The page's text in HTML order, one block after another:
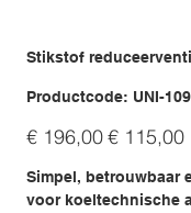
Stikstof
Productcode: UNI-
UNI-
Originele
prijs
€ 196,00 Verkoopprijs
€ 115,00
Simpel, betrouwbaar
voor koeltechnische